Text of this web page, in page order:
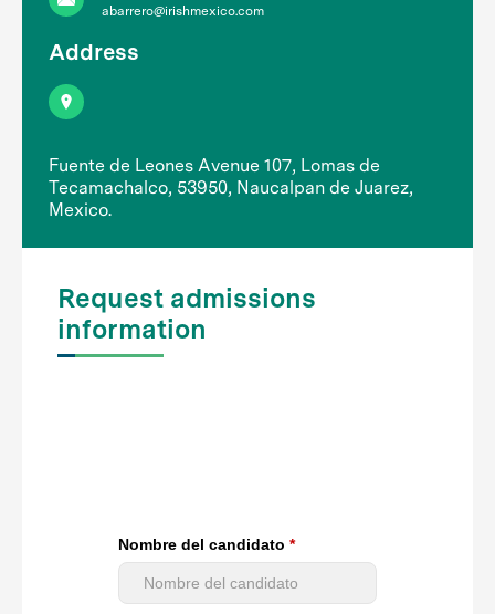
abarrero@irishmexico.com
Address
Fuente de Leones Avenue 107, Lomas de
Tecamachalco, 53950, Naucalpan de Juarez,
Mexico.
Request admissions
information
Nombre del candidato